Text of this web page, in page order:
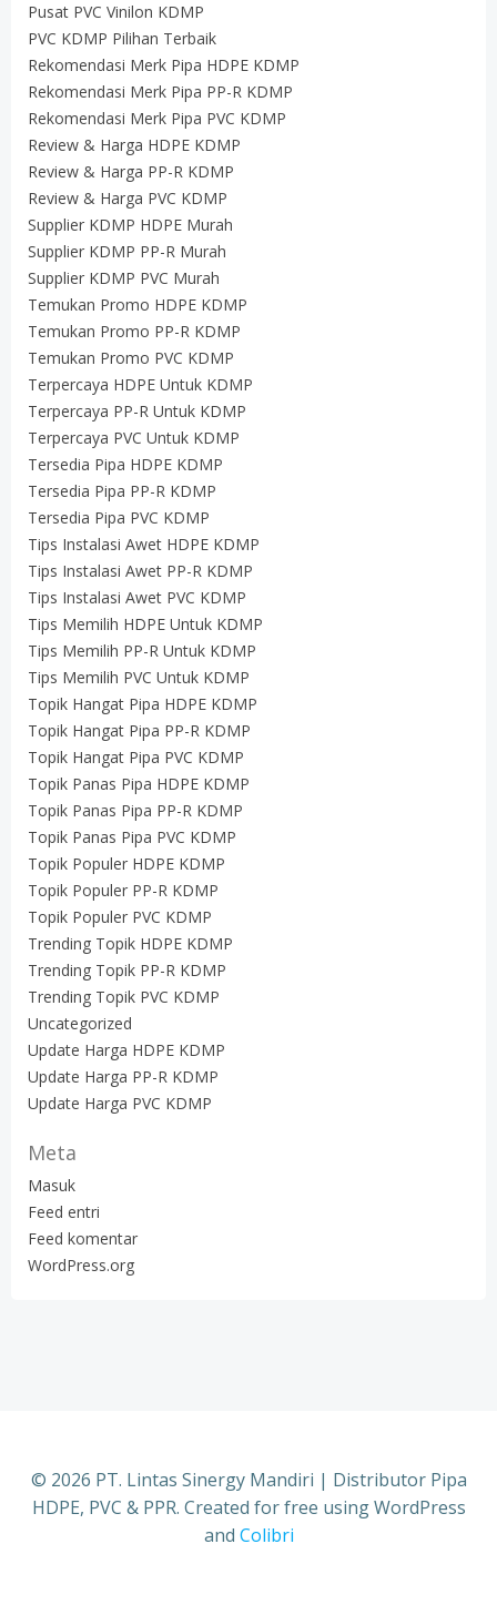
Pusat PVC Vinilon KDMP
PVC KDMP Pilihan Terbaik
Rekomendasi Merk Pipa HDPE KDMP
Rekomendasi Merk Pipa PP-R KDMP
Rekomendasi Merk Pipa PVC KDMP
Review & Harga HDPE KDMP
Review & Harga PP-R KDMP
Review & Harga PVC KDMP
Supplier KDMP HDPE Murah
Supplier KDMP PP-R Murah
Supplier KDMP PVC Murah
Temukan Promo HDPE KDMP
Temukan Promo PP-R KDMP
Temukan Promo PVC KDMP
Terpercaya HDPE Untuk KDMP
Terpercaya PP-R Untuk KDMP
Terpercaya PVC Untuk KDMP
Tersedia Pipa HDPE KDMP
Tersedia Pipa PP-R KDMP
Tersedia Pipa PVC KDMP
Tips Instalasi Awet HDPE KDMP
Tips Instalasi Awet PP-R KDMP
Tips Instalasi Awet PVC KDMP
Tips Memilih HDPE Untuk KDMP
Tips Memilih PP-R Untuk KDMP
Tips Memilih PVC Untuk KDMP
Topik Hangat Pipa HDPE KDMP
Topik Hangat Pipa PP-R KDMP
Topik Hangat Pipa PVC KDMP
Topik Panas Pipa HDPE KDMP
Topik Panas Pipa PP-R KDMP
Topik Panas Pipa PVC KDMP
Topik Populer HDPE KDMP
Topik Populer PP-R KDMP
Topik Populer PVC KDMP
Trending Topik HDPE KDMP
Trending Topik PP-R KDMP
Trending Topik PVC KDMP
Uncategorized
Update Harga HDPE KDMP
Update Harga PP-R KDMP
Update Harga PVC KDMP
Meta
Masuk
Feed entri
Feed komentar
WordPress.org
© 2026 PT. Lintas Sinergy Mandiri | Distributor Pipa
HDPE, PVC & PPR. Created for free using WordPress
and Colibri